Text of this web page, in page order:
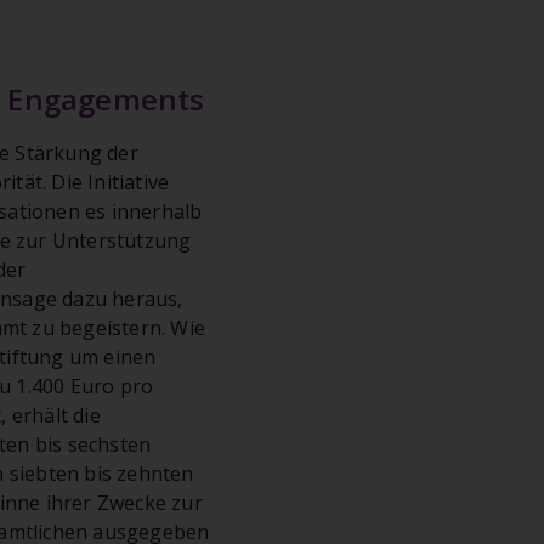
Stärkung der
Die Initiative
es innerhalb
zur Unterstützung
dazu heraus,
zu begeistern. Wie
um einen
1.400 Euro pro
erhält die
bis sechsten
siebten bis zehnten
ihrer Zwecke zur
ausgegeben